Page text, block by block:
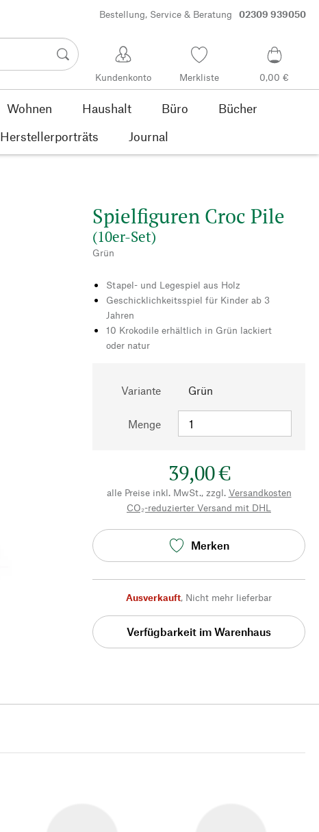
Bestellung, Service & Beratung 02309 939050
Kundenkonto Merkliste 0,00 €
Wohnen Haushalt Büro
Bücher
Herstellerporträts Journal
Spielfiguren Croc Pile
(10er-Set)
Grün
Stapel- und Legespiel aus Holz
Geschicklichkeitsspiel für Kinder ab 3
Jahren
10 Krokodile erhältlich in Grün lackiert
oder natur
Variante Grün
Menge
39,00 €
alle Preise inkl. MwSt., zzgl. Versandkosten
CO₂-reduzierter Versand mit DHL
Merken
Ausverkauft, Nicht mehr lieferbar
Verfügbarkeit im Warenhaus